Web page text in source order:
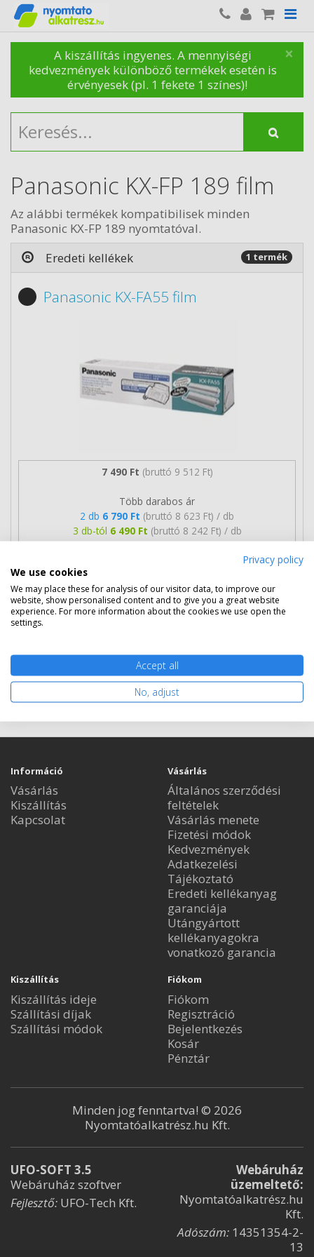
×
A kiszállítás ingyenes. A mennyiségi
kedvezmények különböző termékek esetén is
érvényesek (pl. 1 fekete 1 színes)!
Panasonic KX-FP 189 film
Az alábbi termékek kompatibilisek minden
Panasonic KX-FP 189 nyomtatóval.
Eredeti kellékek
1 termék
Panasonic KX-FA55 film
7 490 Ft (bruttó 9 512 Ft)
Több darabos ár
2 db 6 790 Ft (bruttó 8 623 Ft) / db
3 db-tól 6 490 Ft (bruttó 8 242 Ft) / db
Ingyenes szállítás
Nem rendelhető
Információ
Vásárlás
Kiszállítás
Kapcsolat
Vásárlás
Általános szerződési
feltételek
Vásárlás menete
Fizetési módok
Kedvezmények
Adatkezelési
Tájékoztató
Eredeti kellékanyag
garanciája
Utángyártott
kellékanyagokra
vonatkozó garancia
Kiszállítás
Kiszállítás ideje
Szállítási díjak
Szállítási módok
Fiókom
Fiókom
Regisztráció
Bejelentkezés
Kosár
Pénztár
Minden jog fenntartva! © 2026
Nyomtatóalkatrész.hu Kft.
UFO-SOFT 3.5
Webáruház szoftver
Fejlesztő: UFO-Tech Kft.
Webáruház
üzemeltető:
Nyomtatóalkatrész.hu
Kft.
Adószám: 14351354-2-
13
Privacy policy
We use cookies
We may place these for analysis of our visitor data, to improve our
website, show personalised content and to give you a great website
experience. For more information about the cookies we use open the
settings.
Accept all
No, adjust